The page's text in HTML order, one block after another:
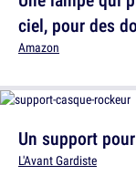
Un support
L'Avant Gardiste
ciel, pour des
Amazon